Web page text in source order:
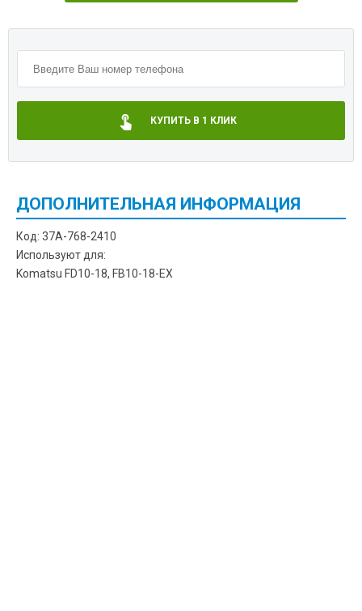
КУПИТЬ В 1 КЛИК
ДОПОЛНИТЕЛЬНАЯ ИНФОРМАЦИЯ
Код: 37A-768-2410
Используют для:
Komatsu FD10-18, FB10-18-EX